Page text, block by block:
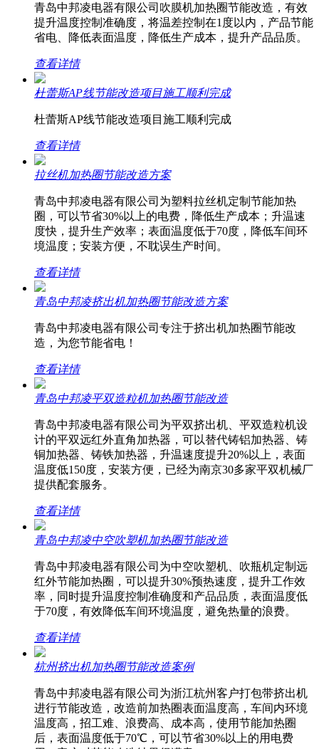
青岛中邦凌电器有限公司吹膜机加热圈节能改造，有效
提升温度控制准确度，将温差控制在1度以内，产品节能
省电、降低表面温度，降低生产成本，提升产品品质。
查看详情
杜蕾斯AP线节能改造项目施工顺利完成
杜蕾斯AP线节能改造项目施工顺利完成
查看详情
拉丝机加热圈节能改造方案
青岛中邦凌电器有限公司为塑料拉丝机定制节能加热
圈，可以节省30%以上的电费，降低生产成本；升温速
度快，提升生产效率；表面温度低于70度，降低车间环
境温度；安装方便，不耽误生产时间。
查看详情
青岛中邦凌挤出机加热圈节能改造方案
青岛中邦凌电器有限公司专注于挤出机加热圈节能改
造，为您节能省电！
查看详情
青岛中邦凌平双造粒机加热圈节能改造
青岛中邦凌电器有限公司为平双挤出机、平双造粒机设
计的平双远红外直角加热器，可以替代铸铝加热器、铸
铜加热器、铸铁加热器，升温速度提升20%以上，表面
温度低150度，安装方便，已经为南京30多家平双机械厂
提供配套服务。
查看详情
青岛中邦凌中空吹塑机加热圈节能改造
青岛中邦凌电器有限公司为中空吹塑机、吹瓶机定制远
红外节能加热圈，可以提升30%预热速度，提升工作效
率，同时提升温度控制准确度和产品品质，表面温度低
于70度，有效降低车间环境温度，避免热量的浪费。
查看详情
杭州挤出机加热圈节能改造案例
青岛中邦凌电器有限公司为浙江杭州客户打包带挤出机
进行节能改造，改造前加热圈表面温度高，车间内环境
温度高，招工难、浪费高、成本高，使用节能加热圈
后，表面温度低于70℃，可以节省30%以上的用电费